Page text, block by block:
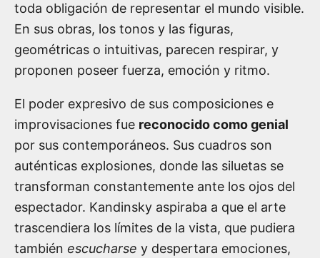
toda obligación de representar el mundo visible.
En sus obras, los tonos y las figuras,
geométricas o intuitivas, parecen respirar, y
proponen poseer fuerza, emoción y ritmo.
El poder expresivo de sus composiciones e
improvisaciones fue reconocido como genial
por sus contemporáneos. Sus cuadros son
auténticas explosiones, donde las siluetas se
transforman constantemente ante los ojos del
espectador. Kandinsky aspiraba a que el arte
trascendiera los límites de la vista, que pudiera
también escucharse y despertara emociones,